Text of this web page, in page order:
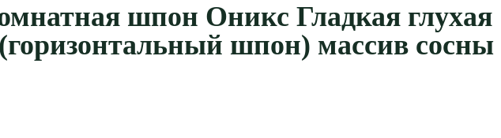
шпон Оникс Гладкая глухая
шпон) массив сосны